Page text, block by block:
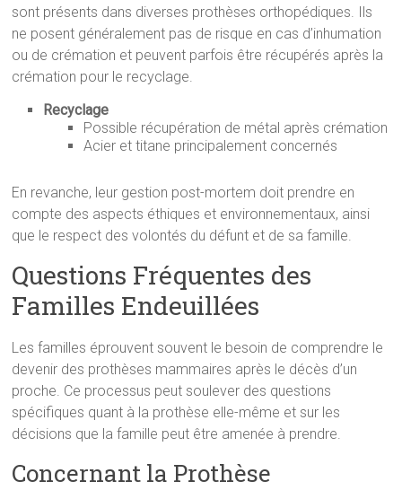
sont présents dans diverses prothèses orthopédiques. Ils
ne posent généralement pas de risque en cas d’inhumation
ou de crémation et peuvent parfois être récupérés après la
crémation pour le recyclage.
Recyclage
Possible récupération de métal après crémation
Acier et titane principalement concernés
En revanche, leur gestion post-mortem doit prendre en
compte des aspects éthiques et environnementaux, ainsi
que le respect des volontés du défunt et de sa famille.
Questions Fréquentes des
Familles Endeuillées
Les familles éprouvent souvent le besoin de comprendre le
devenir des prothèses mammaires après le décès d’un
proche. Ce processus peut soulever des questions
spécifiques quant à la prothèse elle-même et sur les
décisions que la famille peut être amenée à prendre.
Concernant la Prothèse